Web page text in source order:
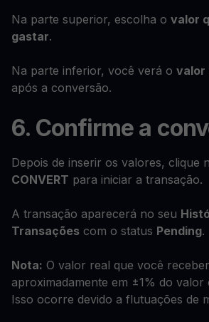
Na parte superior, escolha o valor
gastar.
Na parte inferior, você verá o valor
após a conversão.
6. Confirme a
Depois de inserir os valores, clique
CONVERT para iniciar a transação.
A transação aparecerá no seu
Transações com o status Pending.
Nota: O valor real que você
aproximadamente em ±1% do valor
Isso ocorre devido a flutuações de